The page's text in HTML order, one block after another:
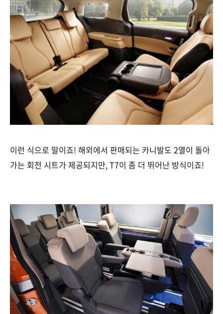
이런 식으로 말이죠! 해외에서 판매되는 카니발도 2열이 돌아
가는 회전 시트가 제공되지만, T7이 좀 더 뛰어난 방식이죠!